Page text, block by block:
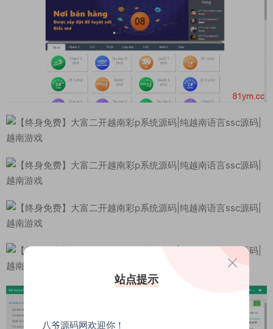
站点提示
八爷源码网欢迎你！